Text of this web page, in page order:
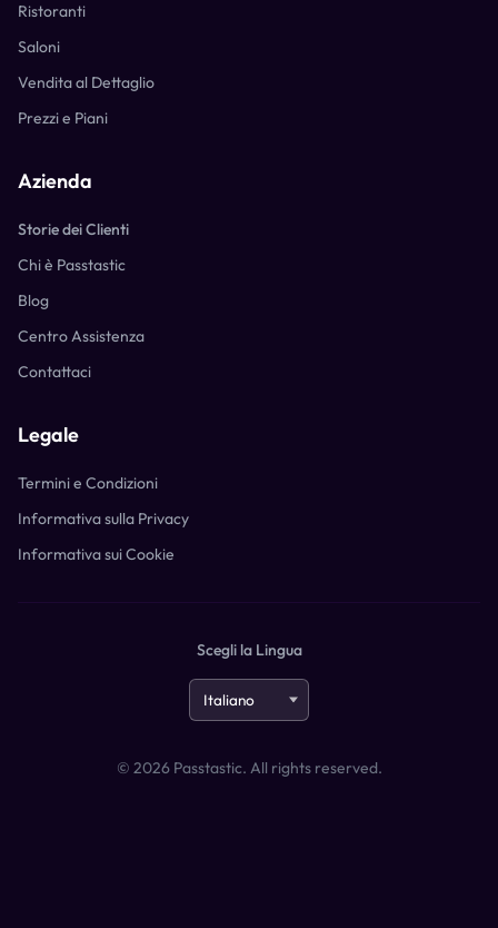
Ristoranti
Saloni
Vendita al Dettaglio
Prezzi e Piani
Azienda
Storie dei Clienti
Chi è Passtastic
Blog
Centro Assistenza
Contattaci
Legale
Termini e Condizioni
Informativa sulla Privacy
Informativa sui Cookie
Scegli la Lingua
© 2026Passtastic. All rights reserved.